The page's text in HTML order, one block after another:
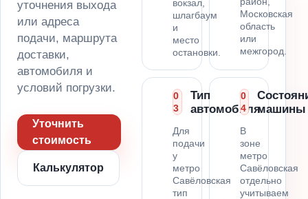
уточнения выхода
или адреса
подачи, маршрута
доставки,
автомобиля и
условий погрузки.
Уточнить
стоимость
Калькулятор
вокзал,
шлагбаум
и
место
остановки.
Московская
область
или
межгород.
0
3
Тип
автомобиля
Для
подачи
у
метро
Савёловская
тип
0
4
машины
В
зоне
метро
Савёловская
отдельно
учитываем